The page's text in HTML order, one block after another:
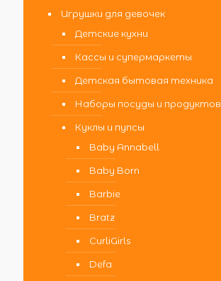
Игрушки для девочек
Детские кухни
Кассы и супермаркеты
Детская бытовая техника
Наборы посуды и продуктов
Куклы и пупсы
Baby Annabell
Baby Born
Barbie
Bratz
CurliGirls
Defa